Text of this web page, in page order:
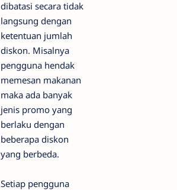
dibatasi secara tidak
langsung dengan
ketentuan jumlah
diskon. Misalnya
pengguna hendak
memesan makanan
maka ada banyak
jenis promo yang
berlaku dengan
beberapa diskon
yang berbeda.
Setiap pengguna